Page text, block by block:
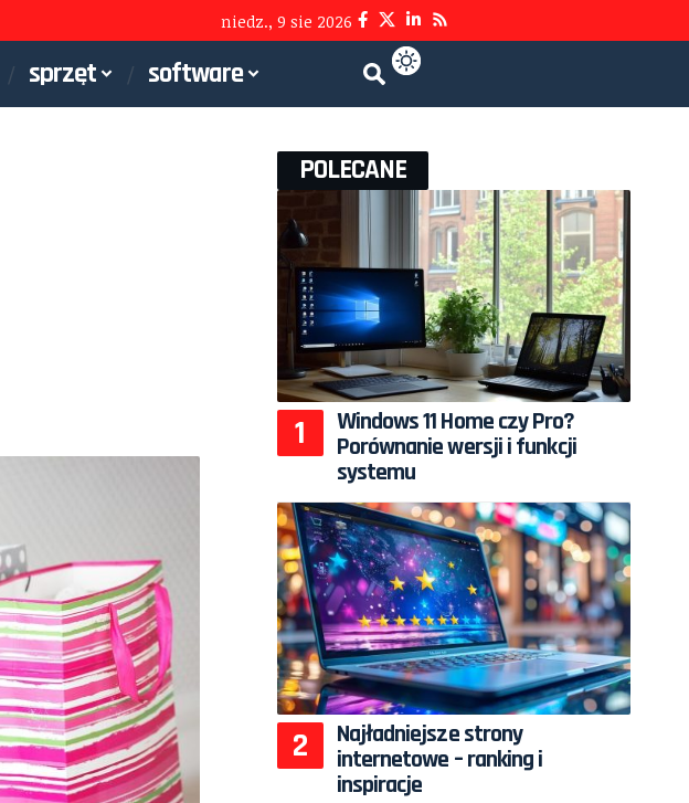
niedz., 9 sie 2026
sprzęt software
POLECANE
Windows 11 Home czy Pro?
Porównanie wersji i funkcji
systemu
Najładniejsze strony
internetowe – ranking i
inspiracje